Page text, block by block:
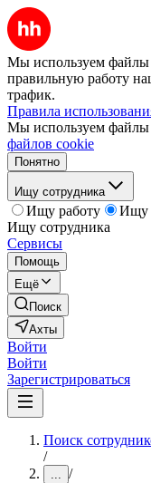
Мы используем файлы
правильную работу
трафик.
Правила
Мы используем файлы
файлов cookie
Понятно
Ищу сотрудника
Ищу работу
Ищу
Ищу сотрудника
Сервисы
Помощь
Ещё
Поиск
Ахты
Войти
Войти
Зарегистрироваться
Поиск
/
... /